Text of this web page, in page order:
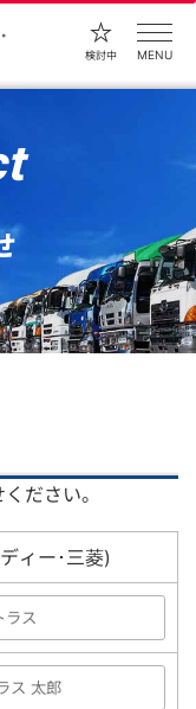
検討中 MENU
ださい。
ィー･三菱)